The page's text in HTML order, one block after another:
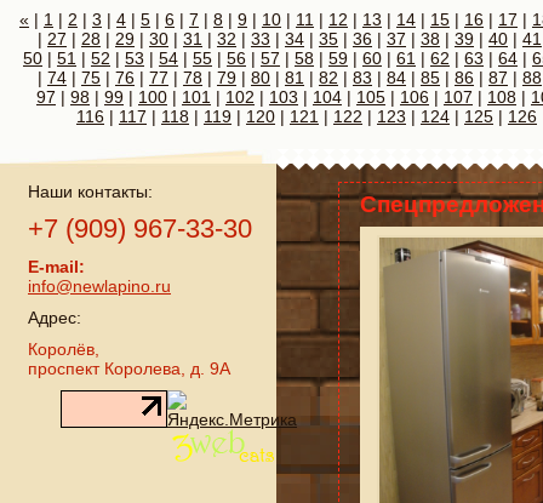
« | 1 | 2 | 3 | 4 | 5 | 6 | 7 | 8 | 9 | 10 | 11 | 12 | 13 | 14 | 15 | 16 | 17 |
| 27 | 28 | 29 | 30 | 31 | 32 | 33 | 34 | 35 | 36 | 37 | 38 | 39 | 40 | 41
50 | 51 | 52 | 53 | 54 | 55 | 56 | 57 | 58 | 59 | 60 | 61 | 62 | 63 | 64 |
| 74 | 75 | 76 | 77 | 78 | 79 | 80 | 81 | 82 | 83 | 84 | 85 | 86 | 87 | 88
97 | 98 | 99 | 100 | 101 | 102 | 103 | 104 | 105 | 106 | 107 | 108 |
116 | 117 | 118 | 119 | 120 | 121 | 122 | 123 | 124 | 125 | 126
Наши контакты:
+7 (909) 967-33-30
E-mail:
info@newlapino.ru
Адрес:
Королёв,
проспект Королева, д. 9А